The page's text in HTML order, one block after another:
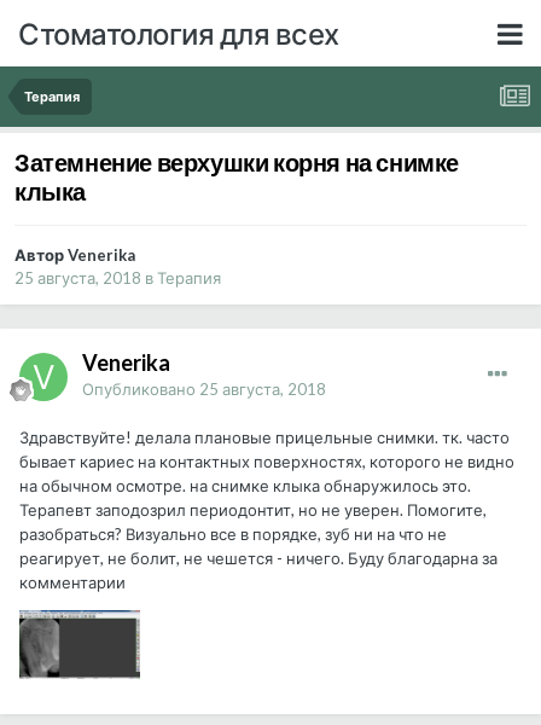
Стоматология для всех
Терапия
Затемнение верхушки корня на снимке
клыка
Автор Venerika
25 августа, 2018 вТерапия
Venerika
Опубликовано 25 августа, 2018
Здравствуйте! делала плановые прицельные снимки. тк. часто
бывает кариес на контактных поверхностях, которого не видно
на обычном осмотре. на снимке клыка обнаружилось это.
Терапевт заподозрил периодонтит, но не уверен. Помогите,
разобраться? Визуально все в порядке, зуб ни на что не
реагирует, не болит, не чешется - ничего. Буду благодарна за
комментарии